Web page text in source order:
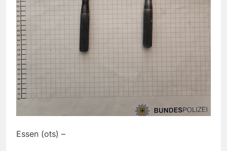
Essen (ots) –